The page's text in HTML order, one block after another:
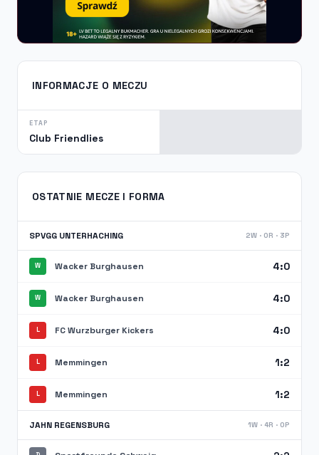
INFORMACJE O MECZU
ETAP
Club Friendlies
OSTATNIE MECZE I FORMA
SPVGG UNTERHACHING 2W · 0R · 3P
W Wacker Burghausen 4:0
W Wacker Burghausen 4:0
L FC Wurzburger Kickers 4:0
L Memmingen 1:2
L Memmingen 1:2
JAHN REGENSBURG 1W · 4R · 0P